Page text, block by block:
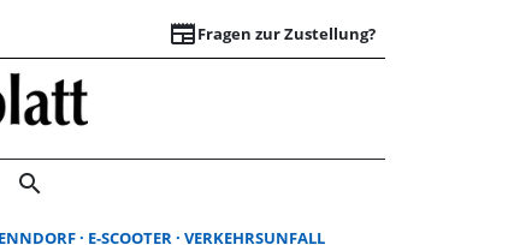
newspaperFragen zur Zustellung?
Suchergebnisse |
search
E-SCOOTER VERKEHRSUNFALL